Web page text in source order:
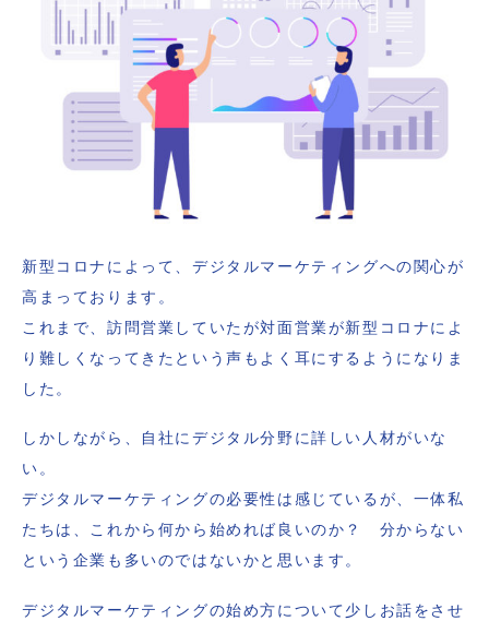
新型コロナによって、デジタルマーケティングへの関心が
高まっております。
これまで、訪問営業していたが対面営業が新型コロナによ
り難しくなってきたという声もよく耳にするようになりま
した。
しかしながら、自社にデジタル分野に詳しい人材がいな
い。
デジタルマーケティングの必要性は感じているが、一体私
たちは、これから何から始めれば良いのか？ 分からない
という企業も多いのではないかと思います。
デジタルマーケティングの始め方について少しお話をさせ